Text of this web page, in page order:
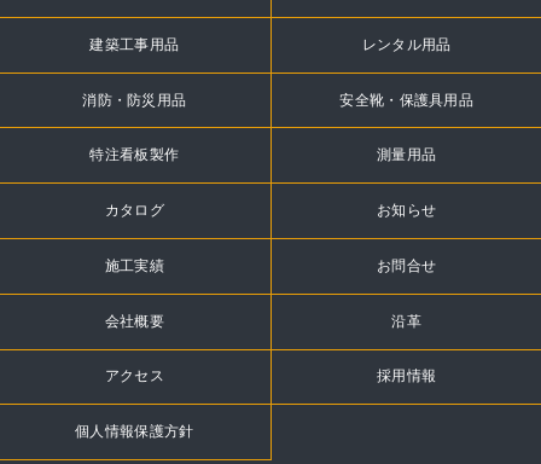
建築工事用品 レンタル用品
消防・防災用品 安全靴・保護具用品
特注看板製作 測量用品
カタログ お知らせ
施工実績 お問合せ
会社概要 沿革
アクセス 採用情報
個人情報保護方針